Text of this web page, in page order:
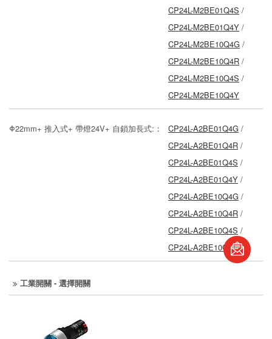
CP24L-M2BE01Q4S /
CP24L-M2BE01Q4Y /
CP24L-M2BE10Q4G /
CP24L-M2BE10Q4R /
CP24L-M2BE10Q4S /
CP24L-M2BE10Q4Y
Φ22mm+ 推入式+ 帶燈24V+ 自鎖加長式:： CP24L-A2BE01Q4G /
CP24L-A2BE01Q4R /
CP24L-A2BE01Q4S /
CP24L-A2BE01Q4Y /
CP24L-A2BE10Q4G /
CP24L-A2BE10Q4R /
CP24L-A2BE10Q4S /
CP24L-A2BE10Q4Y
工業開關 - 選擇開關